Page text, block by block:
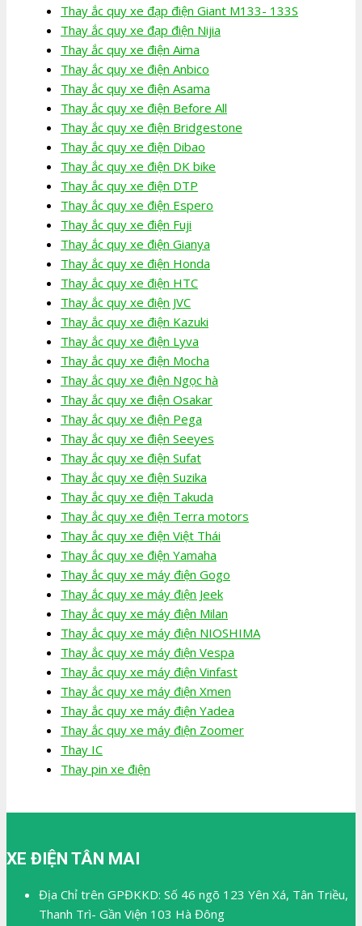
Thay ắc quy xe đạp điện Giant M133- 133S
Thay ắc quy xe đạp điện Nijia
Thay ắc quy xe điện Aima
Thay ắc quy xe điện Anbico
Thay ắc quy xe điện Asama
Thay ắc quy xe điện Before All
Thay ắc quy xe điện Bridgestone
Thay ắc quy xe điện Dibao
Thay ắc quy xe điện DK bike
Thay ắc quy xe điện DTP
Thay ắc quy xe điện Espero
Thay ắc quy xe điện Fuji
Thay ắc quy xe điện Gianya
Thay ắc quy xe điện Honda
Thay ắc quy xe điện HTC
Thay ắc quy xe điện JVC
Thay ắc quy xe điện Kazuki
Thay ắc quy xe điện Lyva
Thay ắc quy xe điện Mocha
Thay ắc quy xe điện Ngọc hà
Thay ắc quy xe điện Osakar
Thay ắc quy xe điện Pega
Thay ắc quy xe điện Seeyes
Thay ắc quy xe điện Sufat
Thay ắc quy xe điện Suzika
Thay ắc quy xe điện Takuda
Thay ắc quy xe điện Terra motors
Thay ắc quy xe điện Việt Thái
Thay ắc quy xe điện Yamaha
Thay ắc quy xe máy điện Gogo
Thay ắc quy xe máy điện Jeek
Thay ắc quy xe máy điện Milan
Thay ắc quy xe máy điện NIOSHIMA
Thay ắc quy xe máy điện Vespa
Thay ắc quy xe máy điện Vinfast
Thay ắc quy xe máy điện Xmen
Thay ắc quy xe máy điện Yadea
Thay ắc quy xe máy điện Zoomer
Thay IC
Thay pin xe điện
XE ĐIỆN TÂN MAI
Địa Chỉ trên GPĐKKD: Số 46 ngõ 123 Yên Xá, Tân Triều,
Thanh Trì- Gần Viện 103 Hà Đông